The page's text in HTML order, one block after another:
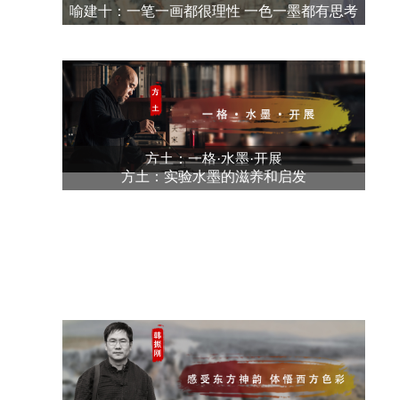
喻建十：一笔一画都很理性 一色一墨都有思考
方土：一格·水墨·开展
方土：实验水墨的滋养和启发